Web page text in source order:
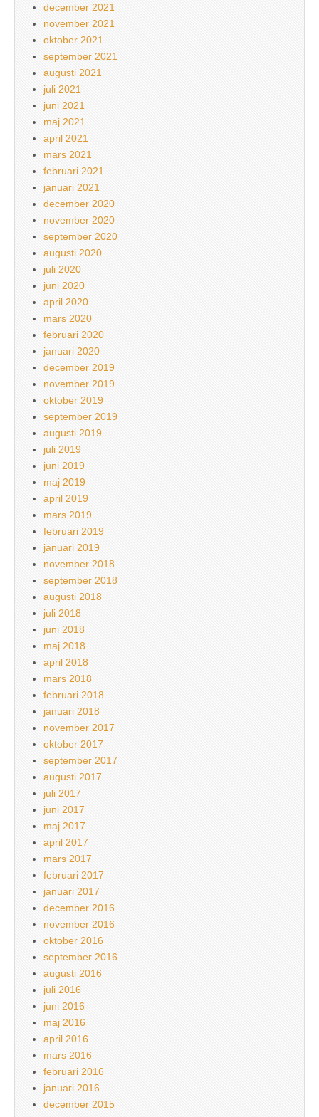
december 2021
november 2021
oktober 2021
september 2021
augusti 2021
juli 2021
juni 2021
maj 2021
april 2021
mars 2021
februari 2021
januari 2021
december 2020
november 2020
september 2020
augusti 2020
juli 2020
juni 2020
april 2020
mars 2020
februari 2020
januari 2020
december 2019
november 2019
oktober 2019
september 2019
augusti 2019
juli 2019
juni 2019
maj 2019
april 2019
mars 2019
februari 2019
januari 2019
november 2018
september 2018
augusti 2018
juli 2018
juni 2018
maj 2018
april 2018
mars 2018
februari 2018
januari 2018
november 2017
oktober 2017
september 2017
augusti 2017
juli 2017
juni 2017
maj 2017
april 2017
mars 2017
februari 2017
januari 2017
december 2016
november 2016
oktober 2016
september 2016
augusti 2016
juli 2016
juni 2016
maj 2016
april 2016
mars 2016
februari 2016
januari 2016
december 2015